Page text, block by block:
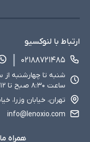
ارتباط با لنوکسیو
۰۲۱۸۸۷۲۱۴۸۵
ساعت ۸:۳۰ صبح تا ۱۲ ظهر
تهران، خیابان وزرا،
info@lenoxio.com
همراه